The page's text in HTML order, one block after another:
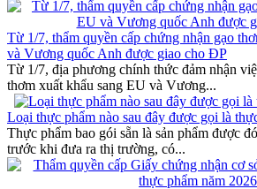
Từ 1/7, thẩm quyền cấp chứng nhận gạo
và Vương quốc Anh được giao cho ĐP
Từ 1/7, địa phương chính thức đảm nhận
thơm xuất khẩu sang EU và Vương...
Loại thực phẩm nào sau đây được gọi là
Thực phẩm bao gói sẵn là sản phẩm được
trước khi đưa ra thị trường, có...